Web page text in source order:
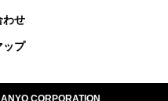
わせ
ップ
CORPORATION